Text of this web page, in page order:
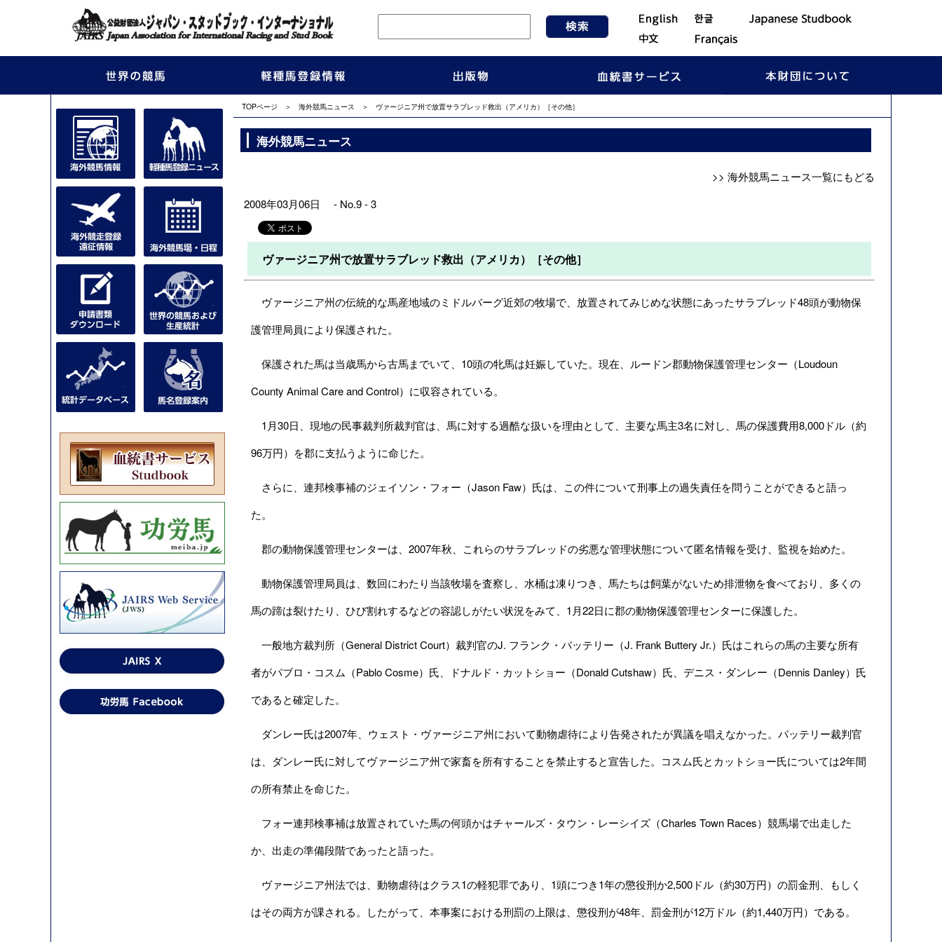
TOPページ ＞ 海外競馬ニュース ＞ ヴァージニア州で放置サラブレッド救出（アメリカ）［その他］
海外競馬ニュース
>> 海外競馬ニュース一覧にもどる
2008年03月06日 - No.9 - 3
ヴァージニア州で放置サラブレッド救出（アメリカ）［その他］
ヴァージニア州の伝統的な馬産地域のミドルバーグ近郊の牧場で、放置されてみじめな状態にあったサラブレッド48頭が動物保
護管理局員により保護された。
保護された馬は当歳馬から古馬までいて、10頭の牝馬は妊娠していた。現在、ルードン郡動物保護管理センター（Loudoun
County Animal Care and Control）に収容されている。
1月30日、現地の民事裁判所裁判官は、馬に対する過酷な扱いを理由として、主要な馬主3名に対し、馬の保護費用8,000ドル（約
96万円）を郡に支払うように命じた。
さらに、連邦検事補のジェイソン・フォー（Jason Faw）氏は、この件について刑事上の過失責任を問うことができると語っ
た。
郡の動物保護管理センターは、2007年秋、これらのサラブレッドの劣悪な管理状態について匿名情報を受け、監視を始めた。
動物保護管理局員は、数回にわたり当該牧場を査察し、水桶は凍りつき、馬たちは飼葉がないため排泄物を食べており、多くの
馬の蹄は裂けたり、ひび割れするなどの容認しがたい状況をみて、1月22日に郡の動物保護管理センターに保護した。
一般地方裁判所（General District Court）裁判官のJ. フランク・バッテリー（J. Frank Buttery Jr.）氏はこれらの馬の主要な所有
者がパブロ・コスム（Pablo Cosme）氏、ドナルド・カットショー（Donald Cutshaw）氏、デニス・ダンレー（Dennis Danley）氏
であると確定した。
ダンレー氏は2007年、ウェスト・ヴァージニア州において動物虐待により告発されたが異議を唱えなかった。バッテリー裁判官
は、ダンレー氏に対してヴァージニア州で家畜を所有することを禁止すると宣告した。コスム氏とカットショー氏については2年間
の所有禁止を命じた。
フォー連邦検事補は放置されていた馬の何頭かはチャールズ・タウン・レーシイズ（Charles Town Races）競馬場で出走した
か、出走の準備段階であったと語った。
ヴァージニア州法では、動物虐待はクラス1の軽犯罪であり、1頭につき1年の懲役刑か2,500ドル（約30万円）の罰金刑、もしく
はその両方が課される。したがって、本事案における刑罰の上限は、懲役刑が48年、罰金刑が12万ドル（約1,440万円）である。